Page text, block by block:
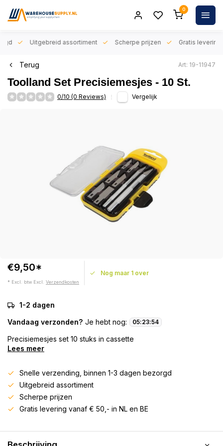
0
Uitgebreid assortiment Scherpe prijzen Gratis levering
Terug Art: 19-11947
Toolland Set Precisiemesjes - 10 St.
0/10 (0 Reviews) Vergelijk
€9,50*
* Excl. btw Excl. Verzendkosten
Nog maar 1 over
1-2 dagen
Vandaag verzonden? Je hebt nog: 05:23:54
Precisiemesjes set 10 stuks in cassette
Lees meer
Snelle verzending, binnen 1-3 dagen bezorgd
Uitgebreid assortiment
Scherpe prijzen
Gratis levering vanaf € 50,- in NL en BE